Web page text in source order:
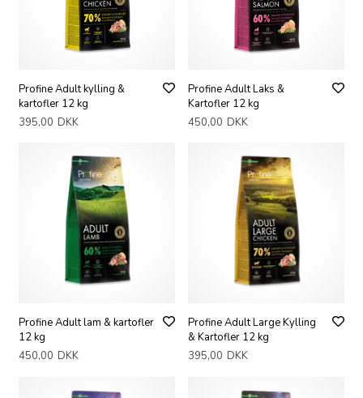
Profine Adult kylling &
kartofler 12 kg
395,00 DKK
Profine Adult Laks &
Kartofler 12 kg
450,00 DKK
Profine Adult lam & kartofler
12 kg
450,00 DKK
Profine Adult Large Kylling
& Kartofler 12 kg
395,00 DKK